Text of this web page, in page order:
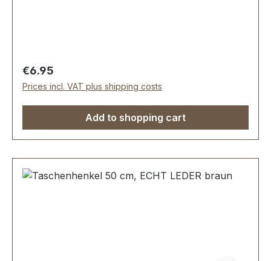
Regular price:
€6.95
Prices incl. VAT plus shipping costs
Add to shopping cart